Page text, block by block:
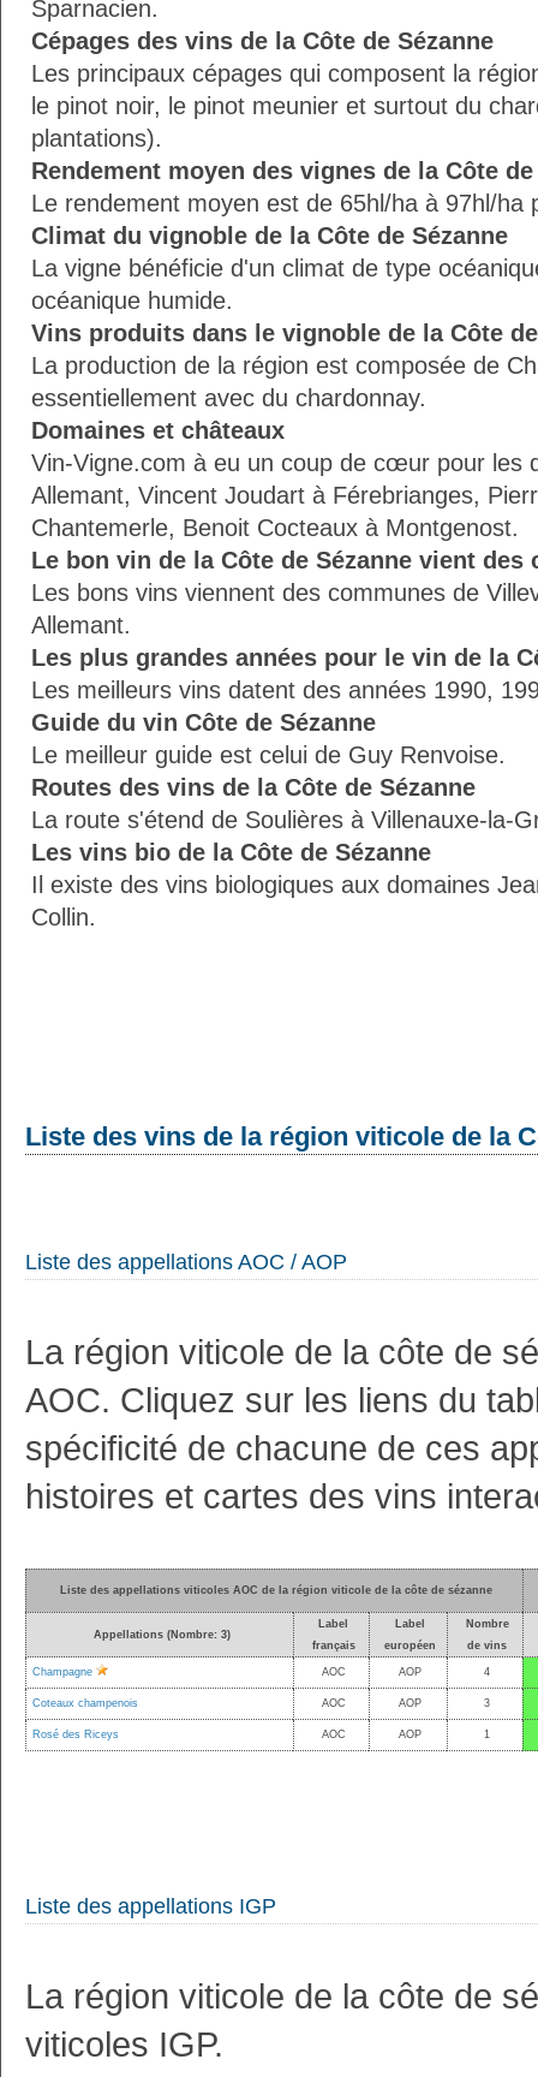
Sparnacien.
Cépages des vins de la Côte de Sézanne
Les principaux cépages qui composent la
le pinot noir, le pinot meunier et surtout du
plantations).
Rendement moyen des vignes de la Côte de
Le rendement moyen est de 65hl/ha à 97hl/ha
Climat du vignoble de la Côte de Sézanne
La vigne bénéficie d'un climat de type
océanique humide.
Vins produits dans le vignoble de la Côte
La production de la région est composée de
essentiellement avec du chardonnay.
Domaines et châteaux
Vin-Vigne.com à eu un coup de cœur pour les
Allemant, Vincent Joudart à Férebrianges,
Chantemerle, Benoit Cocteaux à Montgenost.
Le bon vin de la Côte de Sézanne vient des
Les bons vins viennent des communes de
Allemant.
Les plus grandes années pour le vin de la
Les meilleurs vins datent des années 1990,
Guide du vin Côte de Sézanne
Le meilleur guide est celui de Guy Renvoise.
Routes des vins de la Côte de Sézanne
La route s'étend de Soulières à Villenauxe-la-
Les vins bio de la Côte de Sézanne
Il existe des vins biologiques aux domaines
Collin.
Liste des vins de la région viticole de la
Liste des appellations AOC / AOP
La région viticole de la côte de
AOC. Cliquez sur les liens du
spécificité de chacune de ces
histoires et cartes des vins
Liste des appellations viticoles AOC de la région viticole de la côte de sézanne
Appellations (Nombre: 3)
Label
français
Label
européen
Nombre
de vins
Champagne AOC AOP 4
Coteaux champenois
AOC AOP 3
Rosé des Riceys
AOC AOP 1
Liste des appellations IGP
La région viticole de la côte de
viticoles IGP.